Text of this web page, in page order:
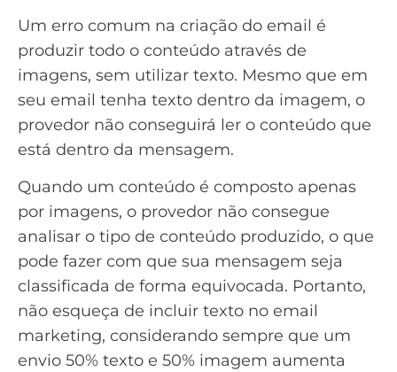
Um erro comum na criação do email é
produzir todo o conteúdo através de
imagens, sem utilizar texto. Mesmo que em
seu email tenha texto dentro da imagem, o
provedor não conseguirá ler o conteúdo que
está dentro da mensagem.
Quando um conteúdo é composto apenas
por imagens, o provedor não consegue
analisar o tipo de conteúdo produzido, o que
pode fazer com que sua mensagem seja
classificada de forma equivocada. Portanto,
não esqueça de incluir texto no email
marketing, considerando sempre que um
envio 50% texto e 50% imagem aumenta